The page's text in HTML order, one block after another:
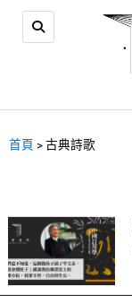
首頁 >古典詩歌